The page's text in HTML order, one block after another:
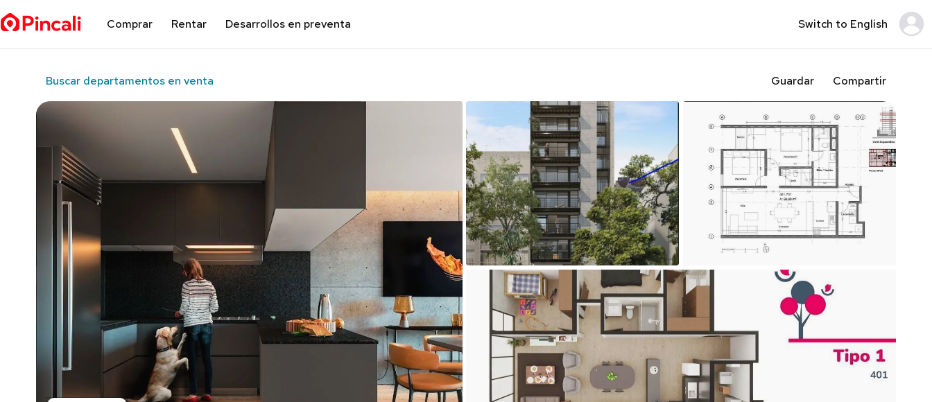
Comprar Rentar Desarrollos en preventa Switch to English
Buscar departamentos en venta Guardar Compartir